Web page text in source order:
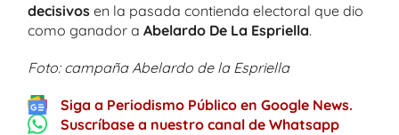
decisivos en la pasada contienda electoral que dio
como ganador a Abelardo De La Espriella.
Foto: campaña Abelardo de la Espriella
Siga a Periodismo Público en Google News.
Suscríbase a nuestro canal de Whatsapp